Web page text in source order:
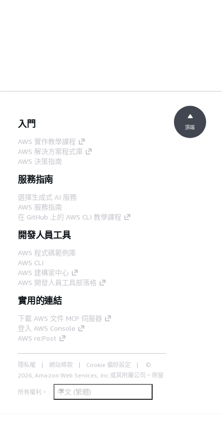
入門
AWS 實作教學課程
AWS 解決方案程式庫
AWS 決策指南
服務指南
選擇生成式 AI 服務
AWS 服務指南
在 GitHub 上的 AWS CLI 教學課程
開發人員工具
AWS 程式碼範例庫
AWS CLI
AWS 建構家中心
AWS 開發人員工具部落格
實用的連結
下載 AWS 文件 MCP 伺服器
登入 AWS Console
AWS re:Post
隱私權 網站條款 Cookie 偏好設定
©
2026, Amazon Web Services, Inc.或其附屬公司。保留
所有權利。 中文 (繁體)
頂端